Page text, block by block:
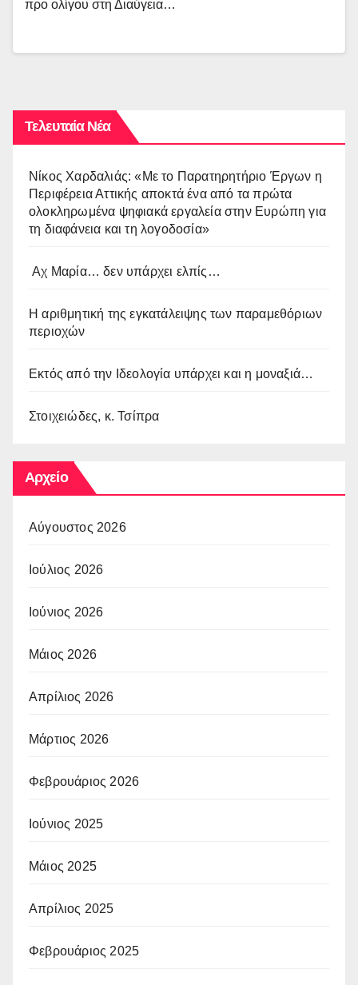
προ ολίγου στη Διαύγεια…
Τελευταία Νέα
Νίκος Χαρδαλιάς: «Με το Παρατηρητήριο Έργων η
Περιφέρεια Αττικής αποκτά ένα από τα πρώτα
ολοκληρωμένα ψηφιακά εργαλεία στην Ευρώπη για
τη διαφάνεια και τη λογοδοσία»
Αχ Μαρία… δεν υπάρχει ελπίς…
Η αριθμητική της εγκατάλειψης των παραμεθόριων
περιοχών
Εκτός από την Ιδεολογία υπάρχει και η μοναξιά…
Στοιχειώδες, κ. Τσίπρα
Αρχείο
Αύγουστος 2026
Ιούλιος 2026
Ιούνιος 2026
Μάιος 2026
Απρίλιος 2026
Μάρτιος 2026
Φεβρουάριος 2026
Ιούνιος 2025
Μάιος 2025
Απρίλιος 2025
Φεβρουάριος 2025